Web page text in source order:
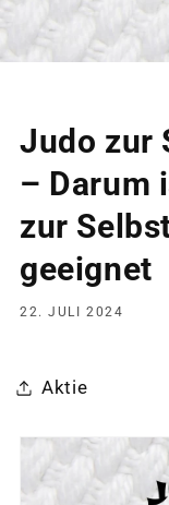
Judo zur
– Darum
zur
geeignet
22. JULI 2024
Aktie